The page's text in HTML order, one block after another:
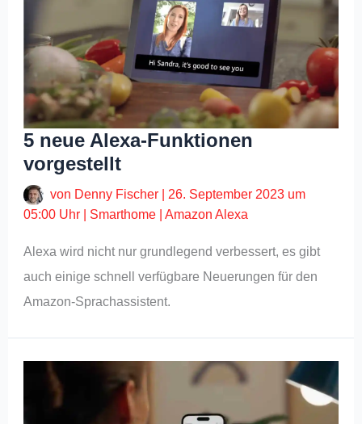
5 neue Alexa-Funktionen
vorgestellt
von Denny Fischer
26. September 2023 um
05:00 Uhr
Smarthome |Amazon Alexa
Alexa wird nicht nur grundlegend verbessert, es gibt
auch einige schnell verfügbare Neuerungen für den
Amazon-Sprachassistent.